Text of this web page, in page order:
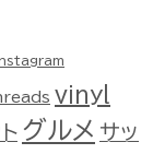
vinyl
グルメ サッ